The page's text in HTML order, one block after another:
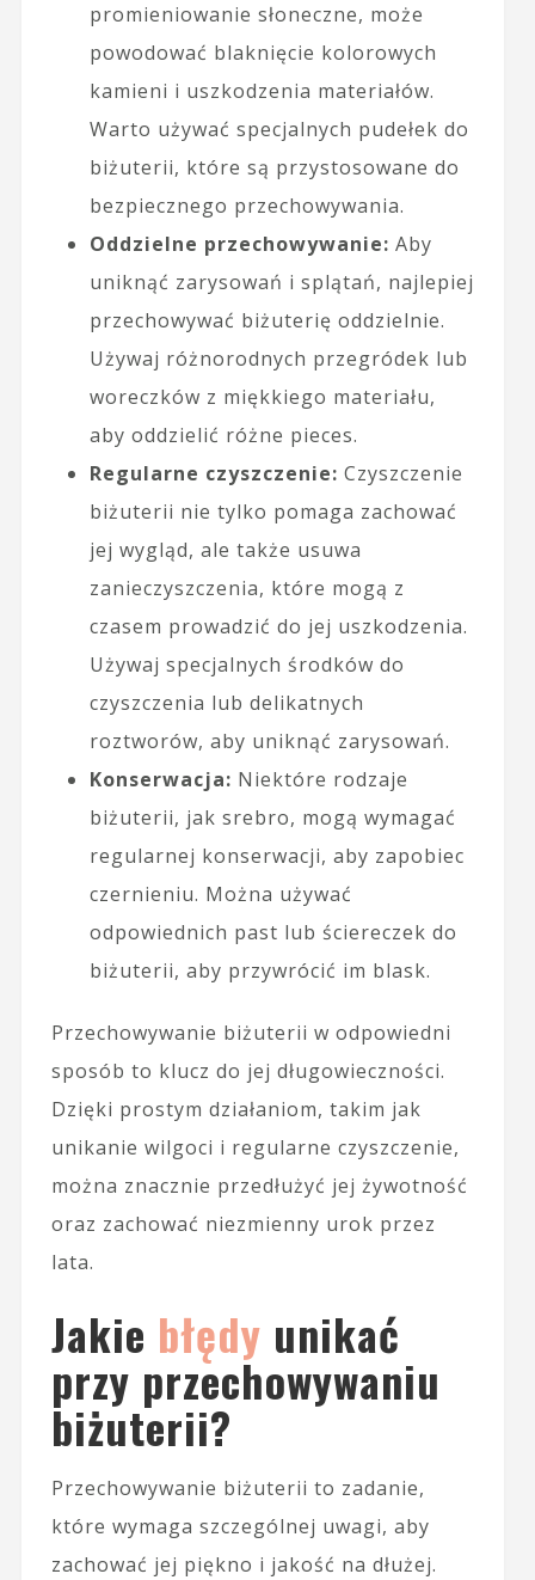
promieniowanie słoneczne, może
powodować blaknięcie kolorowych
kamieni i uszkodzenia materiałów.
Warto używać specjalnych pudełek do
biżuterii, które są przystosowane do
bezpiecznego przechowywania.
Oddzielne przechowywanie: Aby
uniknąć zarysowań i splątań, najlepiej
przechowywać biżuterię oddzielnie.
Używaj różnorodnych przegródek lub
woreczków z miękkiego materiału,
aby oddzielić różne pieces.
Regularne czyszczenie: Czyszczenie
biżuterii nie tylko pomaga zachować
jej wygląd, ale także usuwa
zanieczyszczenia, które mogą z
czasem prowadzić do jej uszkodzenia.
Używaj specjalnych środków do
czyszczenia lub delikatnych
roztworów, aby uniknąć zarysowań.
Konserwacja: Niektóre rodzaje
biżuterii, jak srebro, mogą wymagać
regularnej konserwacji, aby zapobiec
czernieniu. Można używać
odpowiednich past lub ściereczek do
biżuterii, aby przywrócić im blask.
Przechowywanie biżuterii w odpowiedni
sposób to klucz do jej długowieczności.
Dzięki prostym działaniom, takim jak
unikanie wilgoci i regularne czyszczenie,
można znacznie przedłużyć jej żywotność
oraz zachować niezmienny urok przez
lata.
Jakie błędy unikać
przy przechowywaniu
biżuterii?
Przechowywanie biżuterii to zadanie,
które wymaga szczególnej uwagi, aby
zachować jej piękno i jakość na dłużej.